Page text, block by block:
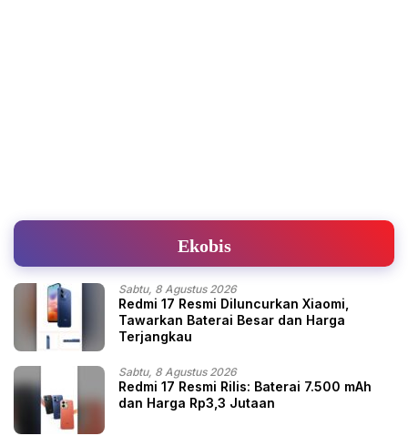
Ekobis
Sabtu, 8 Agustus 2026
Redmi 17 Resmi Diluncurkan Xiaomi,
Tawarkan Baterai Besar dan Harga
Terjangkau
Sabtu, 8 Agustus 2026
Redmi 17 Resmi Rilis: Baterai 7.500 mAh
dan Harga Rp3,3 Jutaan